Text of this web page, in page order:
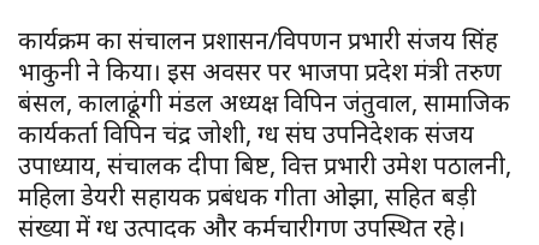
कार्यक्रम का संचालन प्रशासन/विपणन प्रभारी संजय सिंह
भाकुनी ने किया। इस अवसर पर भाजपा प्रदेश मंत्री तरुण
बंसल, कालाढूंगी मंडल अध्यक्ष विपिन जंतुवाल, सामाजिक
कार्यकर्ता विपिन चंद्र जोशी, दुग्ध संघ उपनिदेशक संजय
उपाध्याय, संचालक दीपा बिष्ट, वित्त प्रभारी उमेश पठालनी,
महिला डेयरी सहायक प्रबंधक गीता ओझा, सहित बड़ी
संख्या में दुग्ध उत्पादक और कर्मचारीगण उपस्थित रहे।